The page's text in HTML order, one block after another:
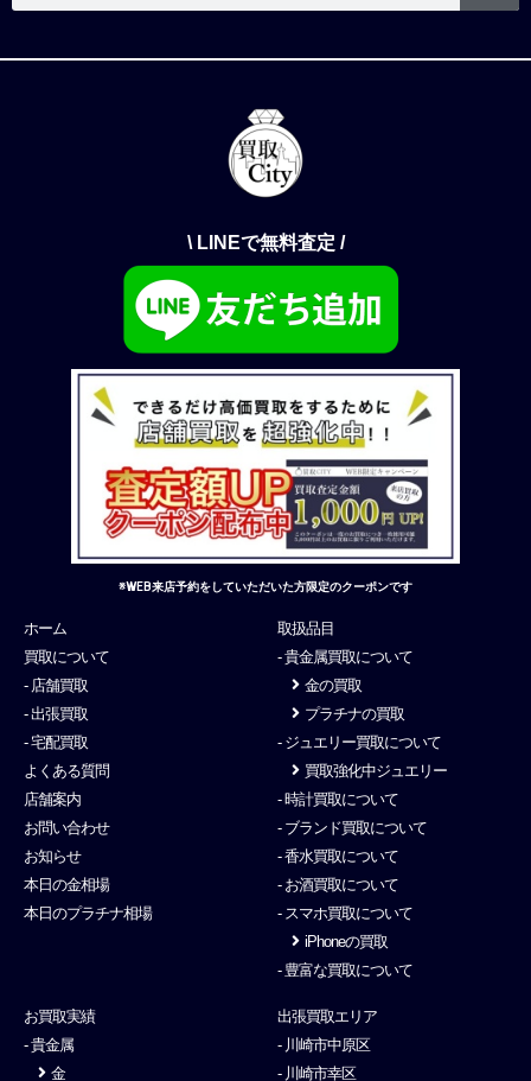
\ LINEで無料査定 /
※WEB来店予約をしていただいた方限定のクーポンです
ホーム
買取について
- 店舗買取
- 出張買取
- 宅配買取
よくある質問
店舗案内
お問い合わせ
お知らせ
本日の金相場
本日のプラチナ相場
取扱品目
- 貴金属買取について
金の買取
プラチナの買取
- ジュエリー買取について
買取強化中ジュエリー
- 時計買取について
- ブランド買取について
- 香水買取について
- お酒買取について
- スマホ買取について
iPhoneの買取
- 豊富な買取について
お買取実績
- 貴金属
金
出張買取エリア
- 川崎市中原区
- 川崎市幸区